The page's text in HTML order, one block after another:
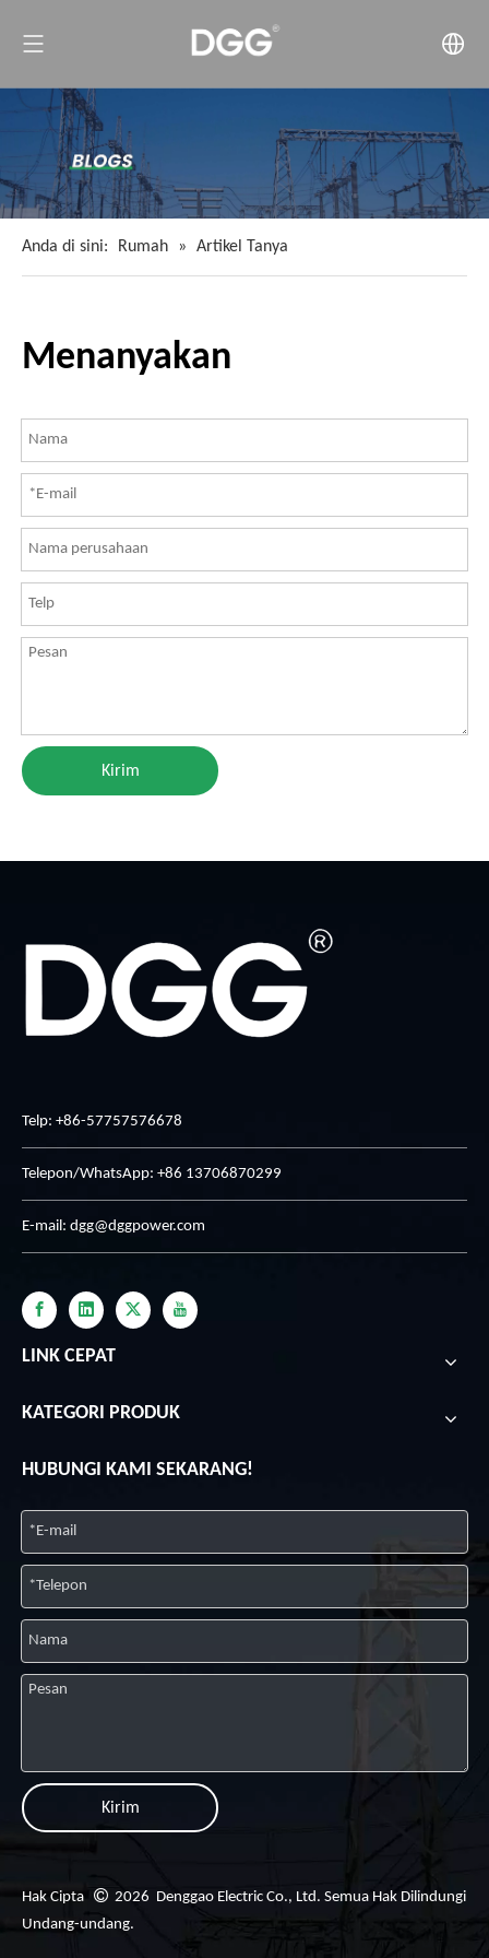
Anda di sini: Rumah » Artikel Tanya
Menanyakan
Kirim
Telp: +86-57757576678
Telepon/WhatsApp: +86 13706870299
E-mail: dgg@dggpower.com
LINK CEPAT
KATEGORI PRODUK
HUBUNGI KAMI SEKARANG!
Kirim
Hak Cipta  2026 Denggao Electric Co., Ltd. Semua Hak Dilindungi
Undang-undang.